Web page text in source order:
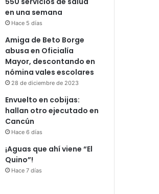
en una semana
Hace 5 días
Amiga de Beto Borge
abusa en Oficialía
Mayor, descontando en
nómina vales escolares
28 de diciembre de 2023
Envuelto en cobijas:
hallan otro ejecutado en
Cancún
Hace 6 días
¡Aguas que ahí viene “El
Quino”!
Hace 7 días